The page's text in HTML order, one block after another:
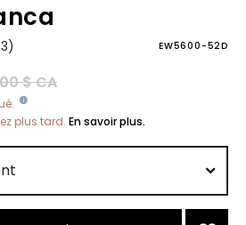
EW5600-52D
de
$ CAà
plus tard. En savoir plus.